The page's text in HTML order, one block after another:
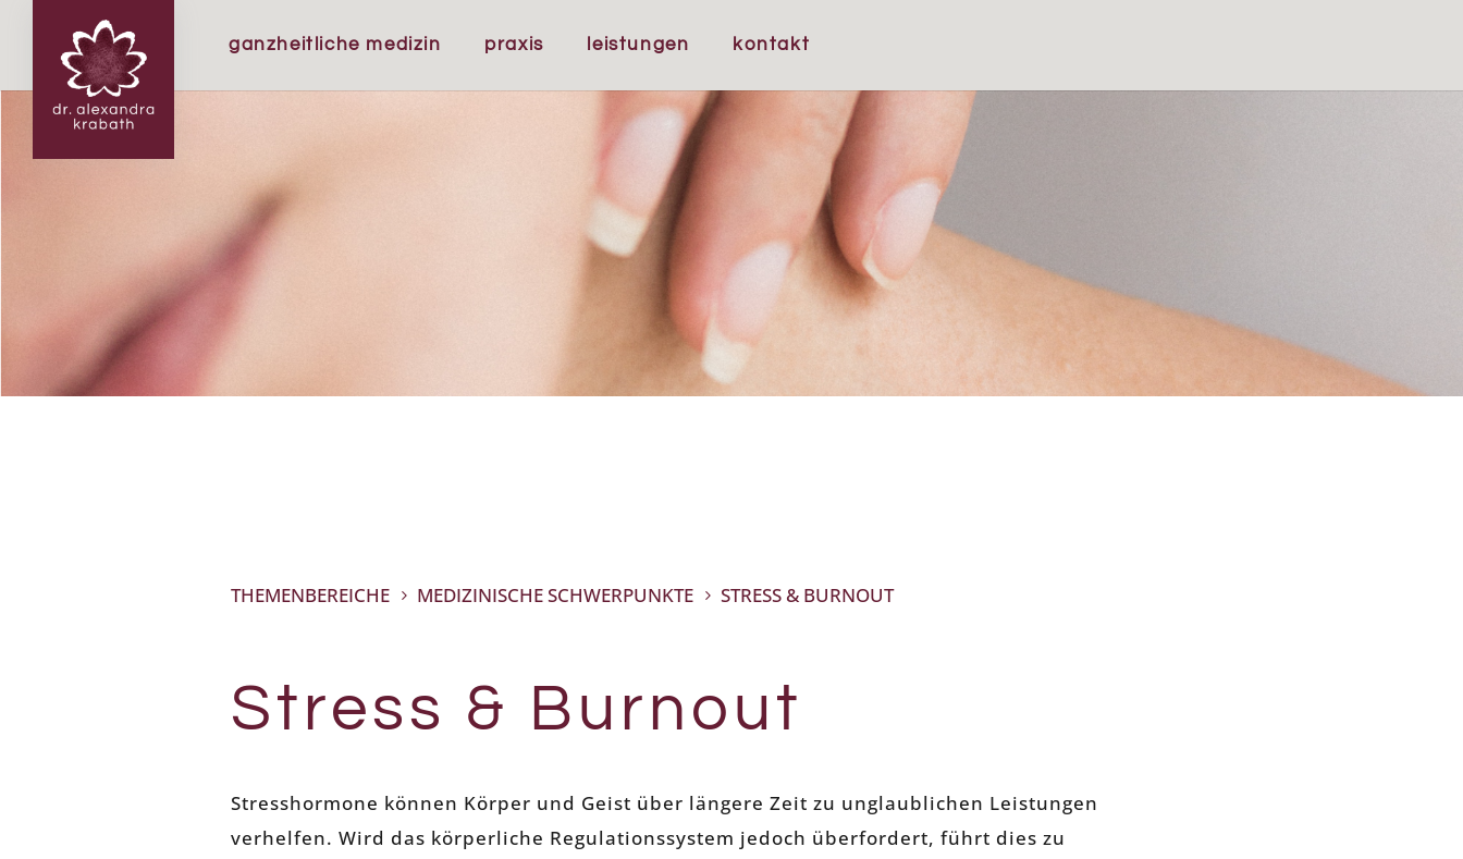
ganzheitliche medizin praxis leistungen kontakt
THEMENBEREICHE 5 MEDIZINISCHE SCHWERPUNKTE 5 STRESS & BURNOUT
Stress & Burnout
Stresshormone können Körper und Geist über längere Zeit zu unglaublichen Leistungen
verhelfen. Wird das körperliche Regulationssystem jedoch überfordert, führt dies zu